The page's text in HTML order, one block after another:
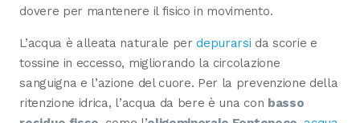
dovere per mantenere il fisico in movimento.
L’acqua è alleata naturale perdepurarsi da scorie e
tossine in eccesso, migliorando la circolazione
sanguigna e l’azione del cuore. Per la prevenzione della
ritenzione idrica, l’acqua da bere è una con basso